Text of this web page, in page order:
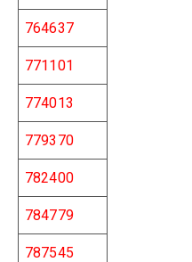
764637
771101
774013
779370
782400
784779
787545